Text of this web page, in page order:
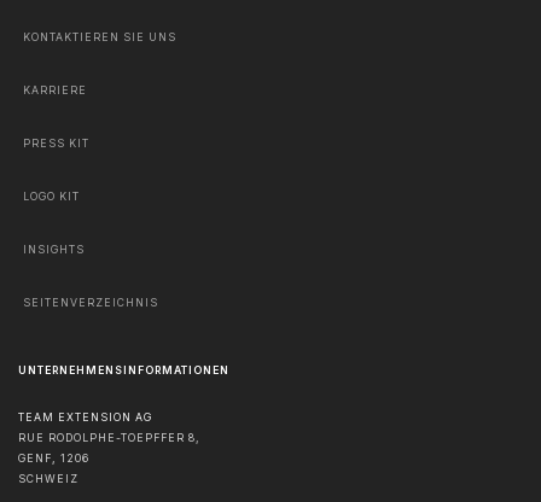
KONTAKTIEREN SIE UNS
KARRIERE
PRESS KIT
LOGO KIT
INSIGHTS
SEITENVERZEICHNIS
UNTERNEHMENSINFORMATIONEN
TEAM EXTENSION AG
RUE RODOLPHE-TOEPFFER 8,
GENF, 1206
SCHWEIZ